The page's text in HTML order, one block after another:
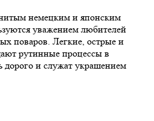
немецким и японским
уважением любителей
поваров. Легкие, острые и
рутинные процессы в
дорого и служат украшением